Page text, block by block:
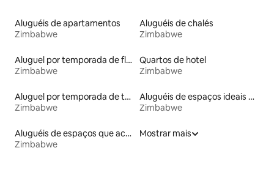
Aluguéis de apartamentos
Zimbabwe
Aluguéis de chalés
Zimbabwe
Aluguel por temporada de flats
Zimbabwe
Quartos de hotel
Zimbabwe
Aluguel por temporada de tendas
Zimbabwe
Aluguéis de espaços ideais para famílias
Zimbabwe
Aluguéis de espaços que aceitam animais de estimação
Zimbabwe
Mostrar mais